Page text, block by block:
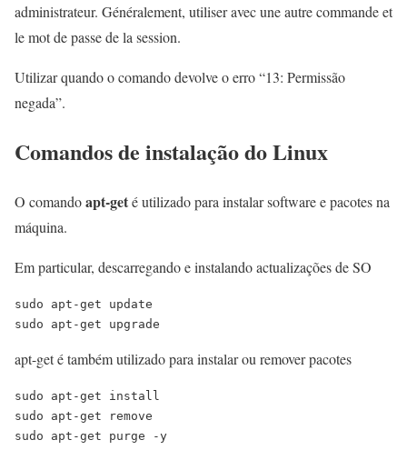
administrateur. Généralement, utiliser avec une autre commande et
le mot de passe de la session.
Utilizar quando o comando devolve o erro “13: Permissão
negada”.
Comandos de instalação do Linux
O comandoapt-geté utilizado para instalar software e pacotes na
máquina.
Em particular, descarregando e instalando actualizações de SO
sudo apt-get update
sudo apt-get upgrade
apt-get é também utilizado para instalar ou remover pacotes
sudo apt-get install
sudo apt-get remove
sudo apt-get purge -y